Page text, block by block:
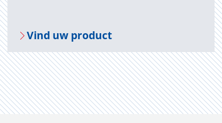
Vind uw pro­duct